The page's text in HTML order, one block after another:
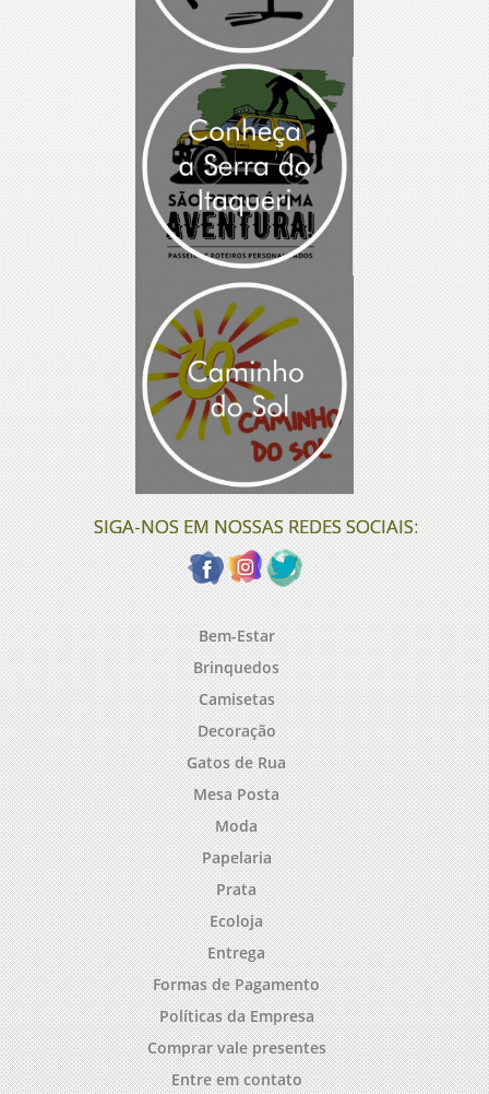
SIGA-NOS EM NOSSAS REDES SOCIAIS:
Bem-Estar
Brinquedos
Camisetas
Decoração
Gatos de Rua
Mesa Posta
Moda
Papelaria
Prata
Ecoloja
Entrega
Formas de Pagamento
Políticas da Empresa
Comprar vale presentes
Entre em contato